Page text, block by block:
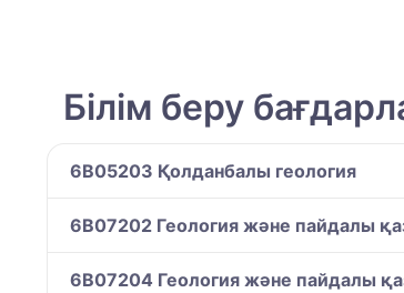
Білім беру
6B05203 Қолданбалы геология
6B07202 Геология және пайдалы
6B07204 Геология және пайдалы